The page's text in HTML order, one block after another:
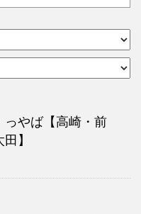
っやば【高崎・前
】